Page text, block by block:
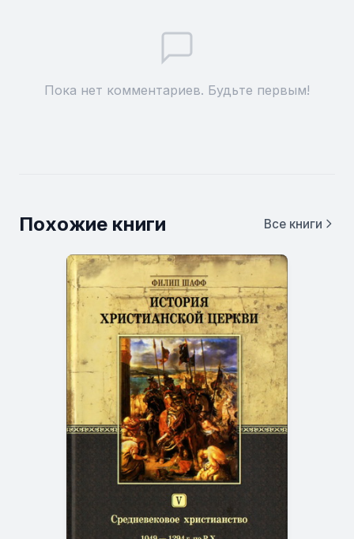
Пока нет комментариев. Будьте первым!
Похожие книги Все книги